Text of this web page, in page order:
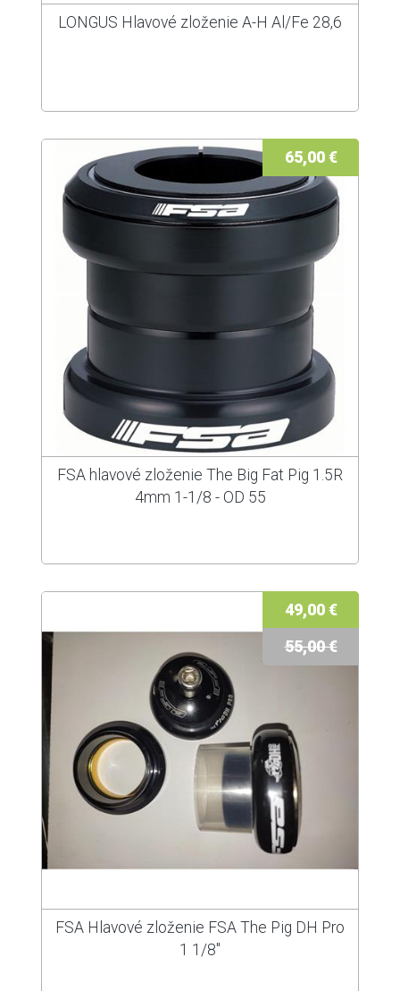
LONGUS Hlavové zloženie A-H Al/Fe 28,6
65,00 €
FSA hlavové zloženie The Big Fat Pig 1.5R
4mm 1-1/8 - OD 55
49,00 €
55,00 €
FSA Hlavové zloženie FSA The Pig DH Pro
1 1/8"